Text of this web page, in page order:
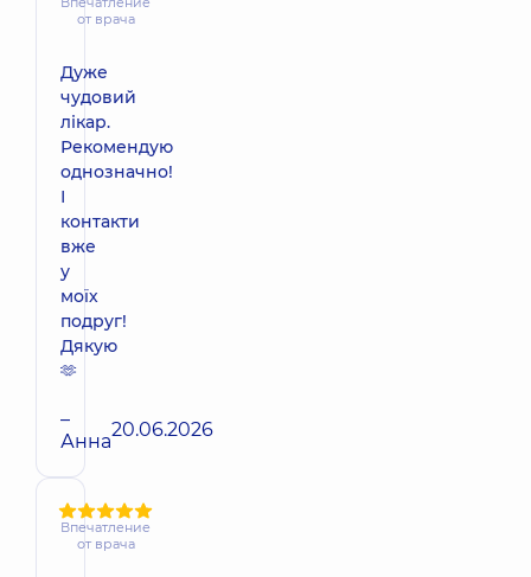
от врача
Дуже
чудовий
лікар.
Рекомендую
однозначно!
І
контакти
вже
у
моїх
подруг!
Дякую
🫶
–
Анна20.06.2026
Впечатление
от врача